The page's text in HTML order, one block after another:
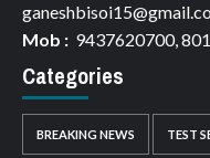
Mob : 9437620700,
Categories
BREAKING NEWS TEST